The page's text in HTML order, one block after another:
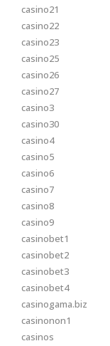
casino21
casino22
casino23
casino25
casino26
casino27
casino3
casino30
casino4
casino5
casino6
casino7
casino8
casino9
casinobet1
casinobet2
casinobet3
casinobet4
casinogama.biz
casinonon1
casinos